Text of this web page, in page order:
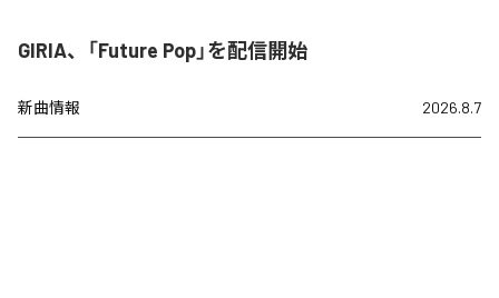
GIRIA、「Future Pop」を配信開始
新曲情報 2026.8.7